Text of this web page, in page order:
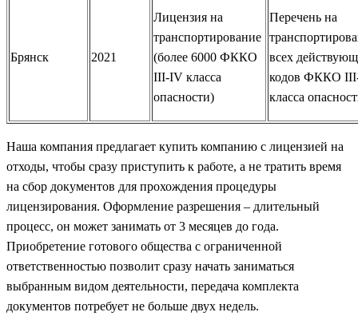
Брянск 2021
Лицензия на
транспортирование
(более 6000 ФККО
III-IV класса
опасности)
Перечень на
всех
кодов ФККО
класса
Наша компания предлагает купить компанию с лицензией на
отходы, чтобы сразу приступить к работе, а не тратить время
на сбор документов для прохождения процедуры
лицензирования. Оформление разрешения – длительный
процесс, он может занимать от 3 месяцев до года.
Приобретение готового общества с ограниченной
ответственностью позволит сразу начать заниматься
выбранным видом деятельности, передача комплекта
документов потребует не больше двух недель.